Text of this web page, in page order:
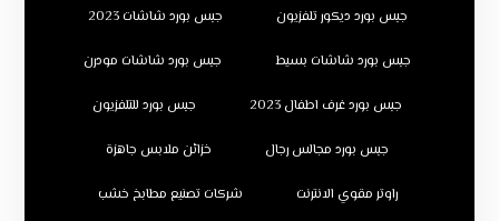
جبس بورد ديكور تلفزيون جبس بورد شاشات 2023
جبس بورد شاشات بسيط جبس بورد شاشات مودرن
جبس بورد غرف اطفال 2023 جبس بورد للتلفزيون
جبس بورد مجالس رجال خزائن ملابس جاهزة
راوتر مقوي الانترنت شركات تصنيع مطابخ خشب